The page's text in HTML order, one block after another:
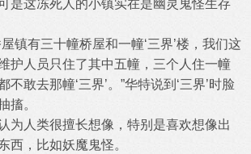
是这冻死人的小镇实在是幽灵鬼怪生存
有三十幢桥屋和一幢‘三界’楼，我们这
护人员只住了其中五幢，三个人住一幢
不敢去那幢‘三界’。”华特说到‘三界’时脸
搐。
人类很擅长想像，特别是喜欢想像出
西，比如妖魔鬼怪。